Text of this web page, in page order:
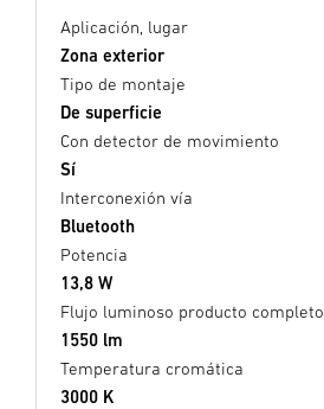
Aplicación, lugar
Zona exterior
Tipo de montaje
De superficie
Con detector de movimiento
Sí
Interconexión vía
Bluetooth
Potencia
13,8 W
Flujo luminoso producto completo
1550 lm
Temperatura cromática
3000 K